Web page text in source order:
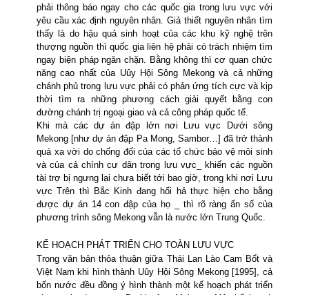
phải thông báo ngay cho các quốc gia trong lưu vực với
yêu cầu xác định nguyên nhân. Giả thiết nguyên nhân tìm
thấy là do hậu quả sinh hoạt của các khu kỹ nghệ trên
thượng nguồn thì quốc gia liên hệ phải có trách nhiệm tìm
ngay biện pháp ngăn chặn. Bằng không thì cơ quan chức
năng cao nhất của Uûy Hội Sông Mekong và cả những
chánh phủ trong lưu vực phải có phản ứng tích cực và kịp
thời tìm ra những phương cách giải quyết bằng con
đường chánh trị ngoại giao và cả công pháp quốc tế.
Khi mà các dự án đập lớn nơi Lưu vực Dưới
sông
Mekong [như dự án đập Pa Mong, Sambor…] đã trở thành
quá xa vời do chống đối của các tổ chức bảo vệ môi sinh
và của cả chính cư dân trong lưu vực_ khiến các nguồn
tài trợ bị ngưng lại chưa biết tới bao giờ, trong khi nơi Lưu
vực Trên thì Bắc Kinh đang hối hả thực hiện cho bằng
được dự án 14 con đập của họ _ thì rõ ràng ẩn số của
phương trình sông Mekong vẫn là nước lớn Trung Quốc.
KẾ HOẠCH PHÁT TRIỂN CHO TOÀN LƯU VỰC
Trong văn bản thỏa thuận giữa Thái Lan Lào Cam Bốt và
Việt Nam khi hình thành Uûy Hội Sông Mekong [1995], cả
bốn nước đều đồng ý hình thành một kế hoạch phát triển